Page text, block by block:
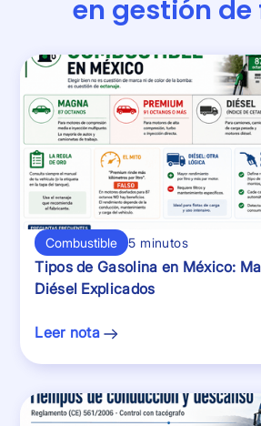
en gestión
Combustible 5 minutos
Tipos de Gasolina en México:
Diésel Explicados
Leer nota